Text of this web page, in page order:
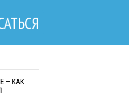
— КАК